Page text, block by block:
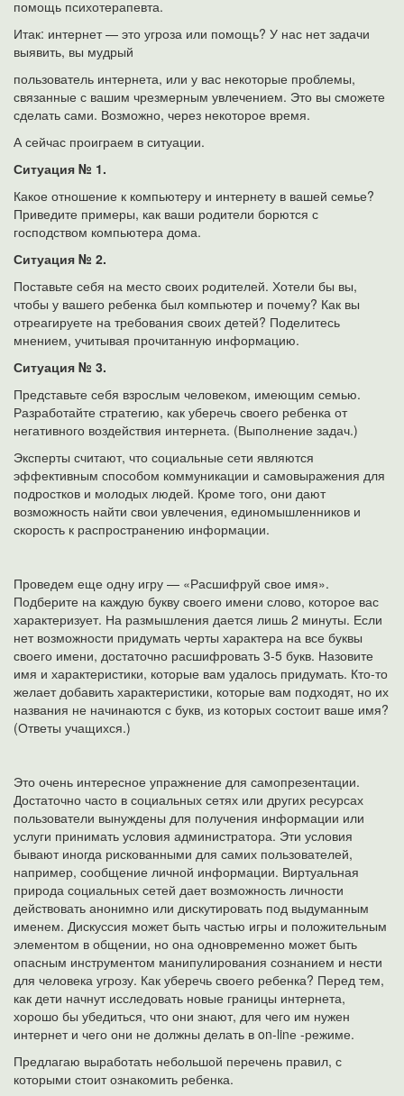
помощь психотерапевта.
Итак: интернет — это угроза или помощь? У нас нет задачи
выявить, вы мудрый
пользователь интернета, или у вас некоторые проблемы,
связанные с вашим чрезмерным увлечением. Это вы сможете
сделать сами. Возможно, через некоторое время.
А сейчас проиграем в ситуации.
Ситуация № 1.
Какое отношение к компьютеру и интернету в вашей семье?
Приведите примеры, как ваши родители борются с
господством компьютера дома.
Ситуация № 2.
Поставьте себя на место своих родителей. Хотели бы вы,
чтобы у вашего ребенка был компьютер и почему? Как вы
отреагируете на требования своих детей? Поделитесь
мнением, учитывая прочитанную информацию.
Ситуация № 3.
Представьте себя взрослым человеком, имеющим семью.
Разработайте стратегию, как уберечь своего ребенка от
негативного воздействия интернета. (Выполнение задач.)
Эксперты считают, что социальные сети являются
эффективным способом коммуникации и самовыражения для
подростков и молодых людей. Кроме того, они дают
возможность найти свои увлечения, единомышленников и
скорость к распространению информации.
Проведем еще одну игру — «Расшифруй свое имя».
Подберите на каждую букву своего имени слово, которое вас
характеризует. На размышления дается лишь 2 минуты. Если
нет возможности придумать черты характера на все буквы
своего имени, достаточно расшифровать 3-5 букв. Назовите
имя и характеристики, которые вам удалось придумать. Кто-то
желает добавить характеристики, которые вам подходят, но их
названия не начинаются с букв, из которых состоит ваше имя?
(Ответы учащихся.)
Это очень интересное упражнение для самопрезентации.
Достаточно часто в социальных сетях или других ресурсах
пользователи вынуждены для получения информации или
услуги принимать условия администратора. Эти условия
бывают иногда рискованными для самих пользователей,
например, сообщение личной информации. Виртуальная
природа социальных сетей дает возможность личности
действовать анонимно или дискутировать под выдуманным
именем. Дискуссия может быть частью игры и положительным
элементом в общении, но она одновременно может быть
опасным инструментом манипулирования сознанием и нести
для человека угрозу. Как уберечь своего ребенка? Перед тем,
как дети начнут исследовать новые границы интернета,
хорошо бы убедиться, что они знают, для чего им нужен
интернет и чего они не должны делать в on-linе -режиме.
Предлагаю выработать небольшой перечень правил, с
которыми стоит ознакомить ребенка.